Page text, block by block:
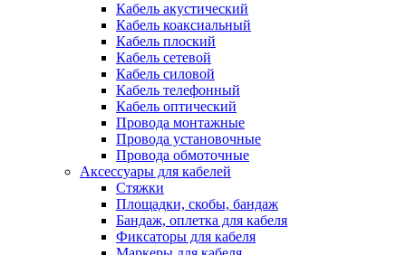
Кабель акустический
Кабель коаксиальный
Кабель плоский
Кабель сетевой
Кабель силовой
Кабель телефонный
Кабель оптический
Провода монтажные
Провода установочные
Провода обмоточные
Аксессуары для кабелей
Стяжки
Площадки, скобы, бандаж
Бандаж, оплетка для кабеля
Фиксаторы для кабеля